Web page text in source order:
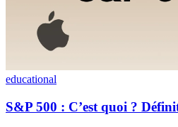
educational
S&P 500 : C’est quoi ?